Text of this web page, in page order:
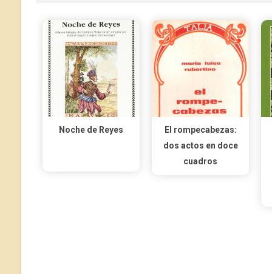
Noche de Reyes
El rompecabezas:
dos actos en doce
cuadros